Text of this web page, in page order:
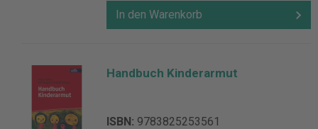
In den Warenkorb
Handbuch Kinderarmut
ISBN: 9783825253561